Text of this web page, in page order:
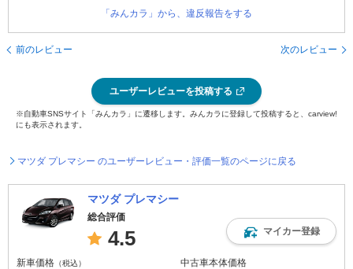
「みんカラ」から、違反報告をする
前のレビュー 次のレビュー
ユーザーレビューを投稿する
※自動車SNSサイト「みんカラ」に遷移します。みんカラに登録して投稿すると、carview!
にも表示されます。
マツダ プレマシー のユーザーレビュー・評価一覧のページに戻る
マツダ プレマシー
総合評価
4.5 マイカー登録
新車価格 （税込） 中古車本体価格